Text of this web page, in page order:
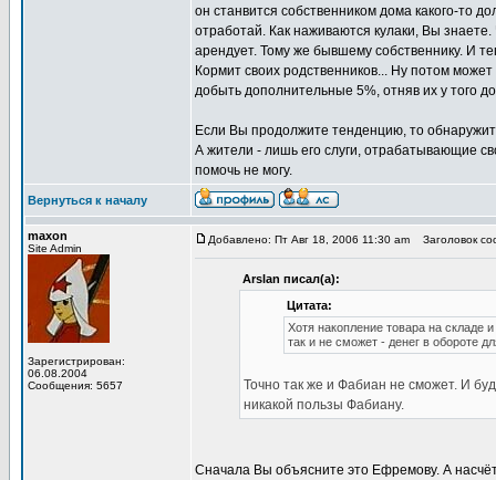
он станвится собственником дома какого-то
отработай. Как наживаются кулаки, Вы
арендует. Тому же бывшему собственнику. И
Кормит своих родственников... Ну потом
добыть дополнительные 5%, отняв их у того
Если Вы продолжите тенденцию, то
А жители - лишь его слуги, отрабатывающие
помочь не могу.
Вернуться к началу
maxon
Site Admin
Зарегистрирован:
06.08.2004
Сообщения: 5657
Добавлено: Пт Авг 18, 2006 11:30 am Заголовок
Arslan писал(а):
Цитата:
Хотя накопление товара на складе
так и не сможет - денег в обороте
Точно так же и Фабиан не сможет. И
никакой пользы Фабиану.
Сначала Вы объясните это Ефремову. А